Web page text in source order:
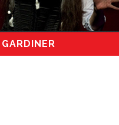
GARDINER